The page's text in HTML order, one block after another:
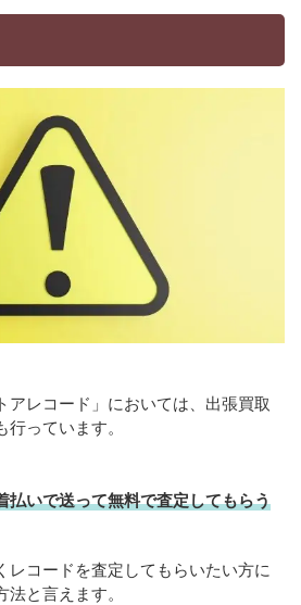
アレコード」においては、出張買取
っています。
払いで送って無料で査定してもらう
レコードを査定してもらいたい方に
と言えます。